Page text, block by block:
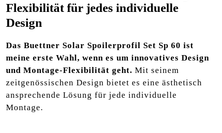
Flexibilität für jedes individuelle
Design
Das Buettner Solar Spoilerprofil Set Sp 60 ist
meine erste Wahl, wenn es um innovatives Design
und Montage-Flexibilität geht. Mit seinem
zeitgenössischen Design bietet es eine ästhetisch
ansprechende Lösung für jede individuelle
Montage.